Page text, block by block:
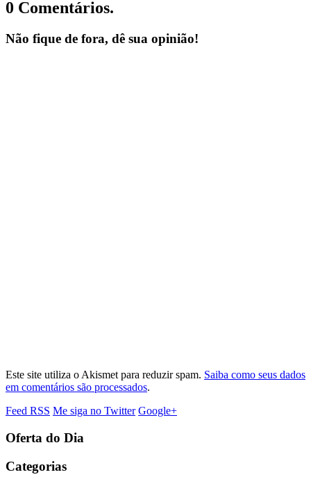
0 Comentários.
Não fique de fora, dê sua opinião!
Este site utiliza o Akismet para reduzir spam. Saiba como seus dados
em comentários são processados.
Feed RSS Me siga no Twitter Google+
Oferta do Dia
Categorias